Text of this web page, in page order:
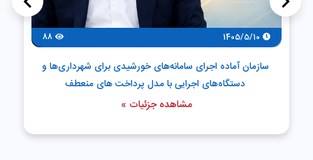
1405/5/10
88
سازمان آماده اجرای سامانه‌های خورشیدی برای شهرداری‌ها و
دستگاه‌های اجرایی با مدل پرداخت های منعطف
مشاهده جزئیات »